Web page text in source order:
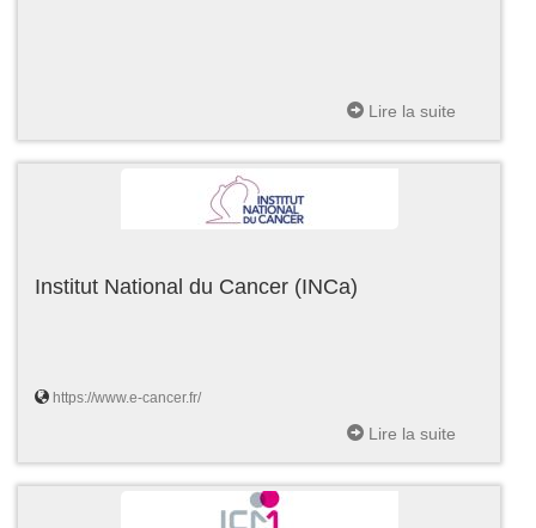
Lire la suite
Institut National du Cancer (INCa)
https://www.e-cancer.fr/
Lire la suite